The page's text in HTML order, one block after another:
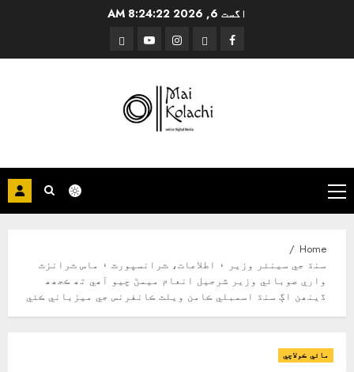
اگست 6, 2026 8:24:23 AM
Facebook
Instagram
YouTube
Threads
Primary
Menu
Home
سنڌ جي سينئر وزير ۽ اطلاعات، ٽرانسپورٽ ۽ ماس ٽرانزٽ
واري صوبائي وزير شرجيل انعام ميمڻ چيو آھي تھ ڪجھھ
ڏينھن اڳ سنڌ اسمبلي ڪامن ويلٿ ڪانفرنس جي ميزباني ڪئي
مائي ڪولاچي